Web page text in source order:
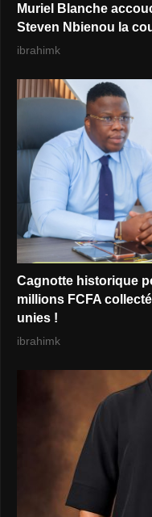
Muriel Blanche
Steven Nbienou la
ibrahimk
Cagnotte historique
millions FCFA
unies !
ibrahimk